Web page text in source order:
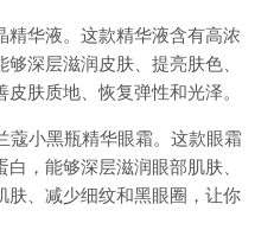
精华液。这款精华液含有高浓
深层滋润皮肤、提亮肤色、
肤质地、恢复弹性和光泽。
蔻小黑瓶精华眼霜。这款眼霜
，能够深层滋润眼部肌肤、
肤、减少细纹和黑眼圈，让你